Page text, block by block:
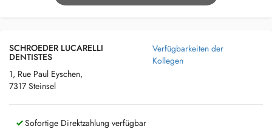
SCHROEDER LUCARELLI
DENTISTES
1, Rue Paul Eyschen,
7317 Steinsel
Verfügbarkeiten der
Kollegen
Sofortige Direktzahlung verfügbar